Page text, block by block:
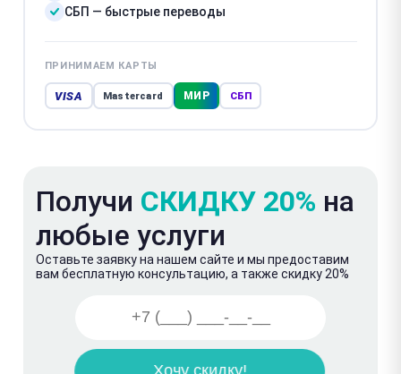
СБП — быстрые переводы
ПРИНИМАЕМ КАРТЫ
VISA Mastercard МИР СБП
Получи СКИДКУ 20% на
любые услуги
Оставьте заявку на нашем сайте и мы предоставим
вам бесплатную консультацию, а также скидку 20%